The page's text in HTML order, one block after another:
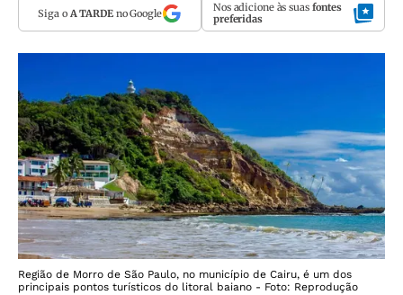
Siga o A TARDEno Google Nos adicione às suas fontes
preferidas
Região de Morro de São Paulo, no município de Cairu, é um dos
principais pontos turísticos do litoral baiano - Foto: Reprodução